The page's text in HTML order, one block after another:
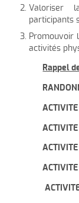
Valoriser
participants
Promouvoir
activités
Rappel
ACTIVITE